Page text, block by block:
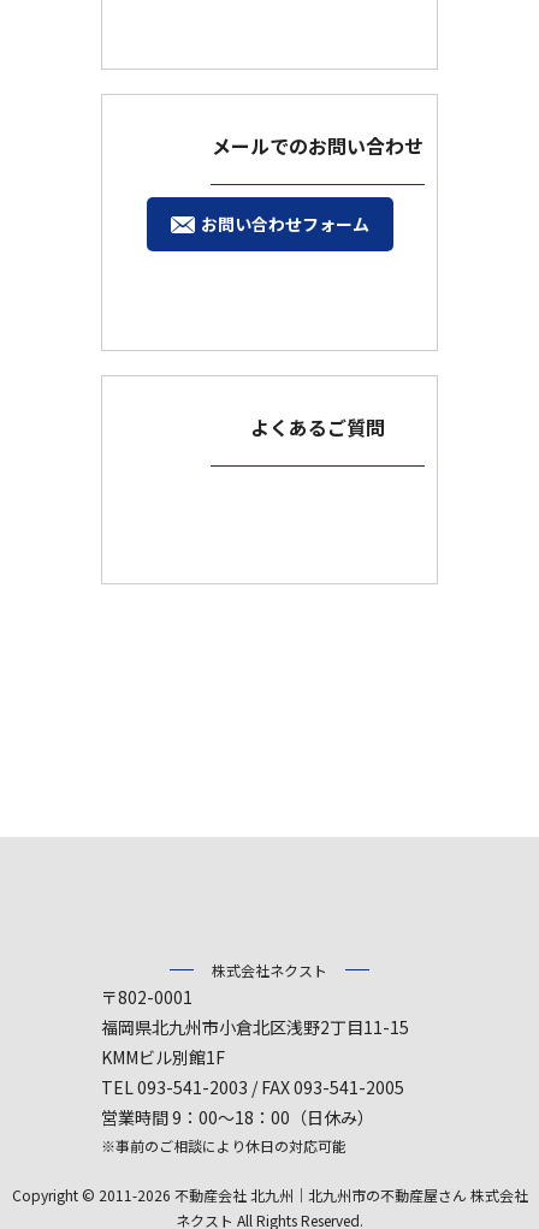
メールでのお問い合わせ
お問い合わせフォーム
よくあるご質問
株式会社ネクスト
〒802-0001
福岡県北九州市小倉北区浅野2丁目11-15
KMMビル別館1F
TEL 093-541-2003 / FAX 093-541-2005
営業時間 9：00～18：00（日休み）
※事前のご相談により休日の対応可能
Copyright © 2011-2026 不動産会社 北九州｜北九州市の不動産屋さん 株式会社
ネクスト All Rights Reserved.